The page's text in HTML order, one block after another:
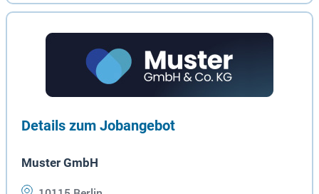
Details zum Jobangebot
Muster GmbH